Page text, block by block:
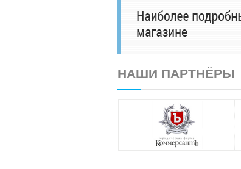
НАШИ ПАРТНЁРЫ